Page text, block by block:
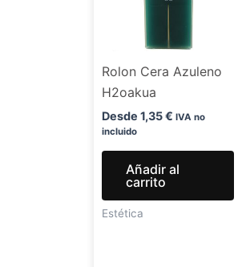
Rolon Cera Azuleno
H2oakua
Desde 1,35€ IVA no
incluido
Añadir al
carrito
Estética